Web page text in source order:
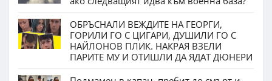
ОБРЪСНАЛИ ВЕЖДИТЕ НА ГЕОРГИ,
ГОРИЛИ ГО С ЦИГАРИ, ДУШИЛИ ГО С
НАЙЛОНОВ ПЛИК. НАКРАЯ ВЗЕЛИ
ПАРИТЕ МУ И ОТИШЛИ ДА ЯДАТ ДЮНЕРИ